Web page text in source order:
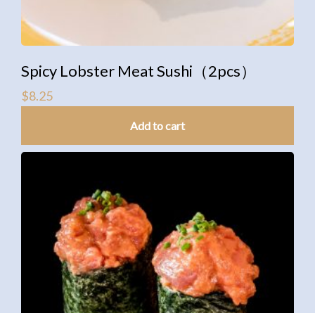
Spicy Lobster Meat Sushi（2pcs）
$8.25
Add to cart